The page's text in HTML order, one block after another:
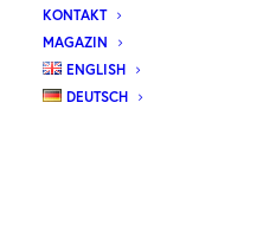
KONTAKT
MAGAZIN
ENGLISH
DEUTSCH